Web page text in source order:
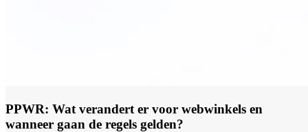
PPWR: Wat verandert er voor webwinkels en
wanneer gaan de regels gelden?